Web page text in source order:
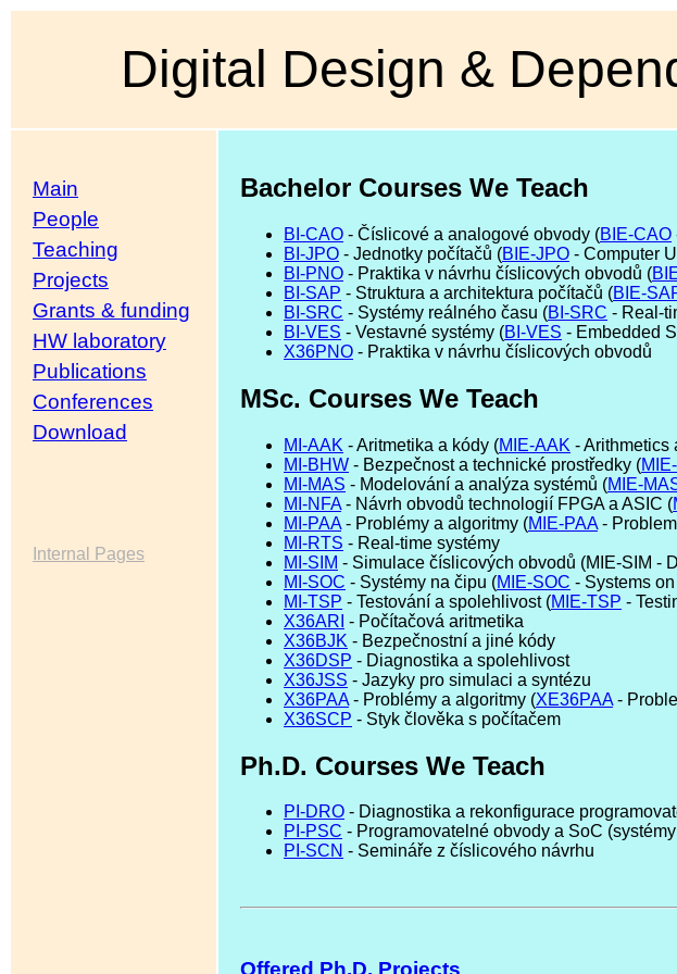
Digital Design &
Main
People
Teaching
Projects
Grants & funding
HW laboratory
Publications
Conferences
Download
Internal Pages
Bachelor Courses We Teach
BI-CAO - Číslicové a analogové obvody (BIE-CAO
BI-JPO - Jednotky počítačů (BIE-JPO - Computer
BI-PNO - Praktika v návrhu číslicových obvodů (
BI-SAP - Struktura a architektura počítačů (BIE-
BI-SRC - Systémy reálného času (BI-SRC - Real-
BI-VES - Vestavné systémy (BI-VES - Embedded
X36PNO - Praktika v návrhu číslicových obvodů
MSc. Courses We Teach
MI-AAK - Aritmetika a kódy (MIE-AAK - Arithmetics
MI-BHW - Bezpečnost a technické prostředky (
MI-MAS - Modelování a analýza systémů (MIE-
MI-NFA- Návrh obvodů technologií FPGA a ASIC (
MI-PAA- Problémy a algoritmy (MIE-PAA-
MI-RTS - Real-time systémy
MI-SIM - Simulace číslicových obvodů (MIE-SIM -
MI-SOC - Systémy na čipu (MIE-SOC - Systems
MI-TSP - Testování a spolehlivost (MIE-TSP -
X36ARI - Počítačová aritmetika
X36BJK - Bezpečnostní a jiné kódy
X36DSP - Diagnostika a spolehlivost
X36JSS - Jazyky pro simulaci a syntézu
X36PAA- Problémy a algoritmy (XE36PAA-
X36SCP - Styk člověka s počítačem
Ph.D. Courses We Teach
PI-DRO - Diagnostika a rekonfigurace
PI-PSC - Programovatelné obvody a SoC
PI-SCN - Semináře z číslicového návrhu
Offered Ph.D. Projects